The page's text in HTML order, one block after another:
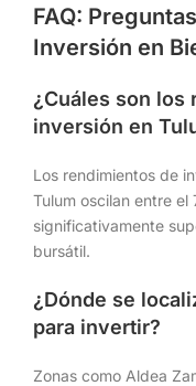
FAQ:
Inversión en
¿Cuáles son los
inversión en
Los rendimientos de
Tulum oscilan entre el
significativamente
bursátil.
¿Dónde se
para invertir?
Zonas como Aldea